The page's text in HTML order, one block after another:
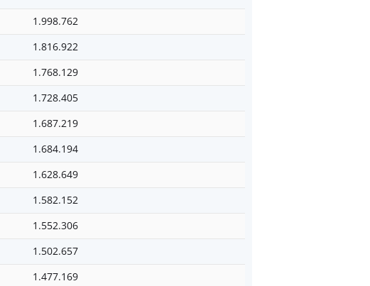
1.998.762
1.816.922
1.768.129
1.728.405
1.687.219
1.684.194
1.628.649
1.582.152
1.552.306
1.502.657
1.477.169